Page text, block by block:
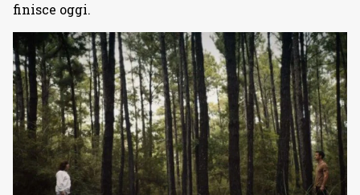
finisce oggi.